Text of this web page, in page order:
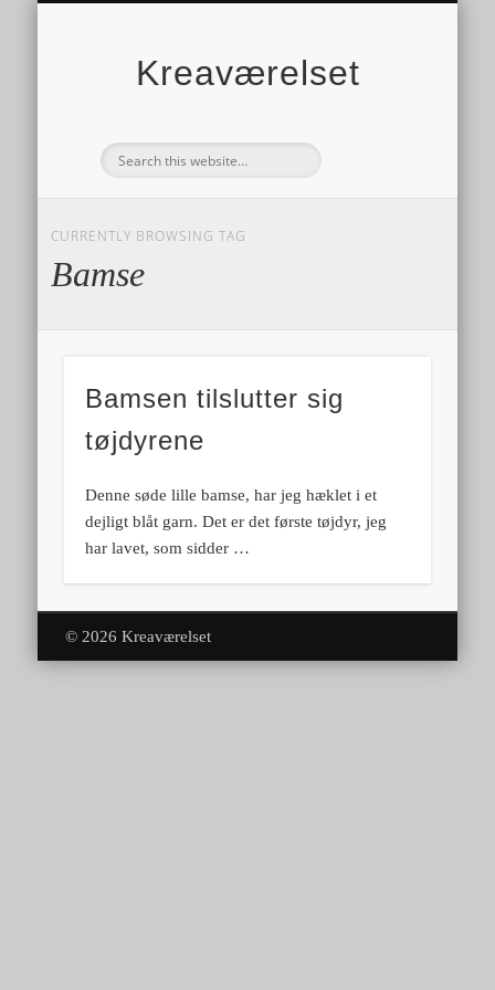
Kreaværelset
CURRENTLY BROWSING TAG
Bamse
Bamsen tilslutter sig
tøjdyrene
Denne søde lille bamse, har jeg hæklet i et
dejligt blåt garn. Det er det første tøjdyr, jeg
har lavet, som sidder …
© 2026 Kreaværelset